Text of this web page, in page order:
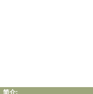
简介: